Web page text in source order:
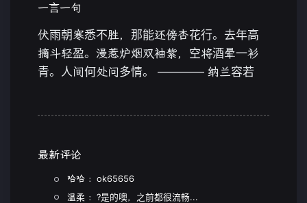
一言一句
伏雨朝寒悉不胜，那能还傍杏花行。去年高
摘斗轻盈。漫惹炉烟双袖紫，空将酒晕一衫
青。人间何处问多情。 ———— 纳兰容若
最新评论
哈哈 ：ok65656
温柔 ：?是的噢，之前都很流畅...